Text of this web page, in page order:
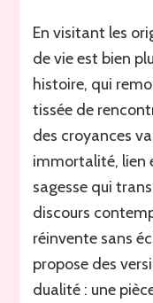
En visitant les
de vie est bien
histoire, qui
tissée de
des croyances
immortalité, lien
sagesse qui
discours
réinvente sans
propose des
dualité : une